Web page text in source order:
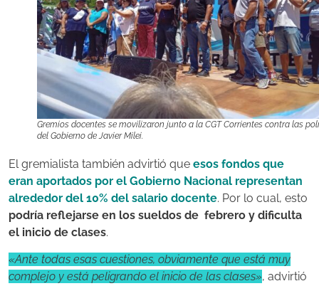
Gremios docentes se movilizaron junto a la CGT Corrientes contra las
del Gobierno de Javier Milei.
El gremialista también advirtió que esos fondos que
eran aportados por el Gobierno Nacional representan
alrededor del 10% del salario docente. Por lo cual, esto
podría reflejarse en los sueldos de febrero y dificulta
el inicio de clases.
«Ante todas esas cuestiones, obviamente que está muy
complejo y está peligrando el inicio de las clases», advirtió